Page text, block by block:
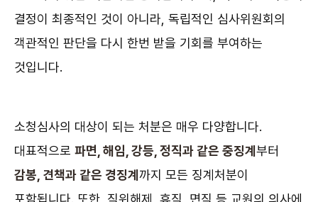
결정이 최종적인 것이 아니라, 독립적인 심사위원회의
객관적인 판단을 다시 한번 받을 기회를 부여하는
것입니다.
소청심사의 대상이 되는 처분은 매우 다양합니다.
대표적으로 파면, 해임, 강등, 정직과 같은 중징계 부터
감봉, 견책과 같은 경징계 까지 모든 징계처분이
포함됩니다. 또한, 직위해제, 휴직, 면직 등 교원의 의사에